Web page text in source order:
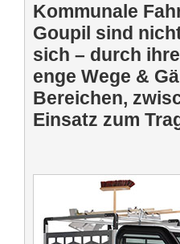
Kommunale
Goupil sind
sich – durch
enge Wege &
Bereichen,
Einsatz zum